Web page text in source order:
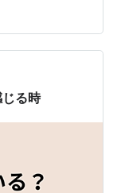
出来ると 言わ
利などが混ざ
さらに問題な
っぱが落ちる
４５Lサイ ズ
る時